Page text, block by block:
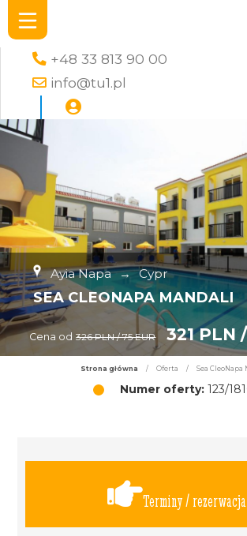
+48 33 813 90 00
info@tu1.pl
Ayia Napa → Cypr
SEA CLEONAPA MANDALI
Cena od 326 PLN / 75 EUR 321 PLN
Strona główna / Oferta / Sea CleoNapa
Numer oferty:123/
Terminy / rezerwacja